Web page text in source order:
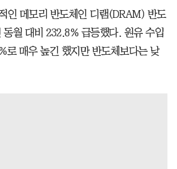
인 메모리 반도체인 디램(DRAM) 반도
동월 대비 232.8% 급등했다. 원유 수입
로 매우 높긴 했지만 반도체보다는 낮